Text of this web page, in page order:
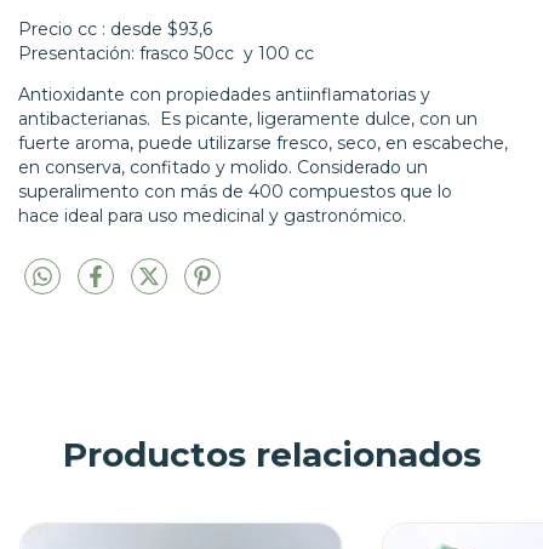
Precio cc : desde $93,6
Presentación: frasco 50cc y 100 cc
Antioxidante con propiedades antiinflamatorias y
antibacterianas. Es picante, ligeramente dulce, con un
fuerte aroma, puede utilizarse fresco, seco, en escabeche,
en conserva, confitado y molido. Considerado un
superalimento con más de 400 compuestos que lo
hace ideal para uso medicinal y gastronómico.
Productos relacionados